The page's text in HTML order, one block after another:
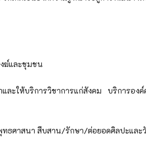
ฆ์และชุมชน
ละให้บริการวิชาการแก่สังคม บริการอง
ธศาสนา สืบสาน/รักษา/ต่อยอดศิลปะแล